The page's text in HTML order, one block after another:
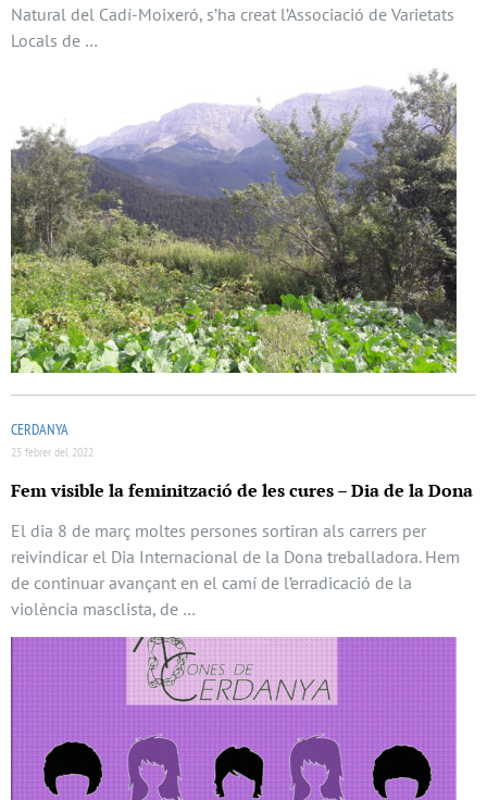
Natural del Cadí-Moixeró, s’ha creat l’Associació de Varietats
Locals de …
CERDANYA
25 febrer del 2022
Fem visible la feminització de les cures – Dia de la Dona
El dia 8 de març moltes persones sortiran als carrers per
reivindicar el Dia Internacional de la Dona treballadora. Hem
de continuar avançant en el camí de l’erradicació de la
violència masclista, de …